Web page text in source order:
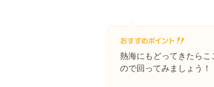
熱海にもどってきたら
ので回ってみましょう！